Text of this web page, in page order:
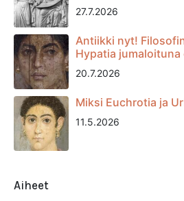
27.7.2026
Antiikki nyt!
Hypatia jumaloituna
20.7.2026
Miksi Euchrotia ja
11.5.2026
Aiheet